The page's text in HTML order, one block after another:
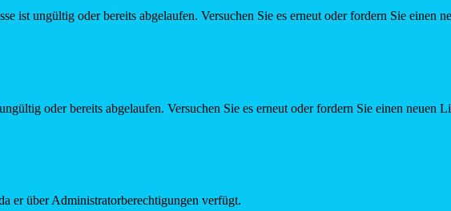
ist ungültig oder bereits abgelaufen. Versuchen Sie es erneut oder fordern Sie einen
oder bereits abgelaufen. Versuchen Sie es erneut oder fordern Sie einen neuen
er über Administratorberechtigungen verfügt.